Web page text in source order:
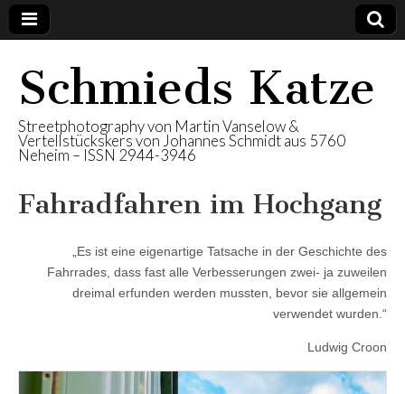
Schmieds Katze
Streetphotography von Martin Vanselow &
Vertellstückskers von Johannes Schmidt aus 5760
Neheim – ISSN 2944-3946
Fahradfahren im Hochgang
„Es ist eine eigenartige Tatsache in der Geschichte des
Fahrrades, dass fast alle Verbesserungen zwei- ja zuweilen
dreimal erfunden werden mussten, bevor sie allgemein
verwendet wurden.“
Ludwig Croon